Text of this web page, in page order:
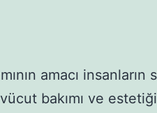
amacı insanların
bakımı ve